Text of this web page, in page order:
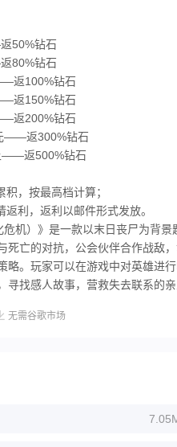
50%钻石
80%钻石
返100%钻石
返150%钻石
返200%钻石
——返300%钻石
——返500%钻石
，按最高档计算；
利，返利以邮件形式发放。
危机）》是一款以末日丧尸为背
死亡的对抗，公会伙伴合作战敌
略。玩家可以在游戏中对英雄进
寻找感人故事，营救失去联系的
无需谷歌市场